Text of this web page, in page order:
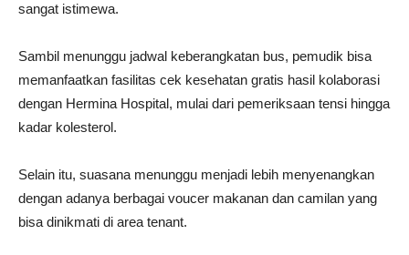
sangat istimewa.
Sambil menunggu jadwal keberangkatan bus, pemudik bisa
memanfaatkan fasilitas cek kesehatan gratis hasil kolaborasi
dengan Hermina Hospital, mulai dari pemeriksaan tensi hingga
kadar kolesterol.
Selain itu, suasana menunggu menjadi lebih menyenangkan
dengan adanya berbagai voucer makanan dan camilan yang
bisa dinikmati di area tenant.